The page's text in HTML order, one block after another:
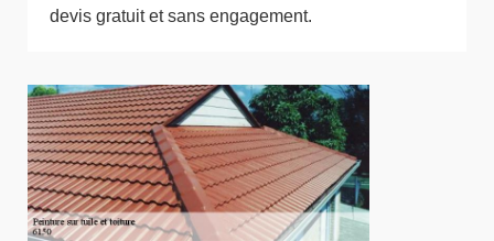
devis gratuit et sans engagement.